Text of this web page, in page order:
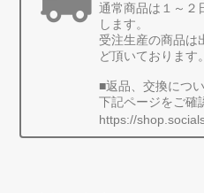
通常商品は１～２
します。
受注生産の商品は
ど頂いております。
■返品、交換につ
下記ページをご確
https://